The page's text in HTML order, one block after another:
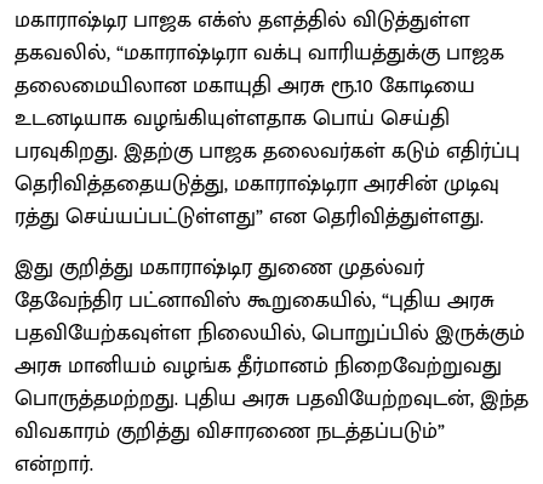
மகாராஷ்டிர பாஜக எக்ஸ் தளத்தில் விடுத்துள்ள
தகவலில், “மகாராஷ்டிரா வக்பு வாரியத்துக்கு பாஜக
தலைமையிலான மகாயுதி அரசு ரூ.10 கோடியை
உடனடியாக வழங்கியுள்ளதாக பொய் செய்தி
பரவுகிறது. இதற்கு பாஜக தலைவர்கள் கடும் எதிர்ப்பு
தெரிவித்ததையடுத்து, மகாராஷ்டிரா அரசின் முடிவு
ரத்து செய்யப்பட்டுள்ளது” என தெரிவித்துள்ளது.
இது குறித்து மகாராஷ்டிர துணை முதல்வர்
தேவேந்திர பட்னாவிஸ் கூறுகையில், “புதிய அரசு
பதவியேற்கவுள்ள நிலையில், பொறுப்பில் இருக்கும்
அரசு மானியம் வழங்க தீர்மானம் நிறைவேற்றுவது
பொருத்தமற்றது. புதிய அரசு பதவியேற்றவுடன், இந்த
விவகாரம் குறித்து விசாரணை நடத்தப்படும்”
என்றார்.